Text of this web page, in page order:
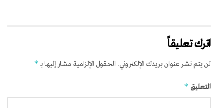
اترك تعليقاً
لن يتم نشر عنوان بريدك الإلكتروني. الحقول الإلزامية مشار إليها بـ *
التعليق *